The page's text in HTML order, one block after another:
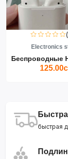
Electronics
быстрая